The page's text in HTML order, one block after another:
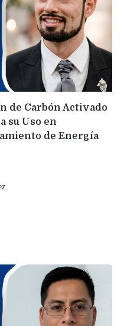
de Carbón Activado
su Uso en
de Energía